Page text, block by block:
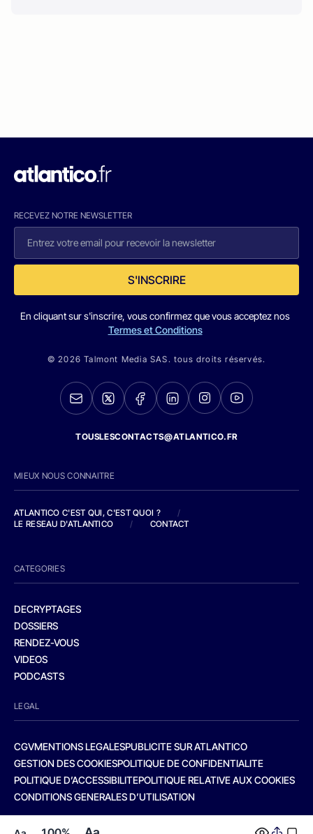
RECEVEZ NOTRE NEWSLETTER
S'INSCRIRE
En cliquant sur s'inscrire, vous confirmez que vous acceptez nos
Termes et Conditions
© 2026 Talmont Media SAS. tous droits réservés.
TOUSLESCONTACTS@ATLANTICO.FR
MIEUX NOUS CONNAITRE
ATLANTICO C'EST QUI, C'EST QUOI ?
/
LE RESEAU D'ATLANTICO
/ CONTACT
CATEGORIES
DECRYPTAGES
DOSSIERS
RENDEZ-VOUS
VIDEOS
PODCASTS
LEGAL
CGVMENTIONS LEGALESPUBLICITE SUR ATLANTICO
GESTION DES COOKIESPOLITIQUE DE CONFIDENTIALITE
POLITIQUE D’ACCESSIBILITEPOLITIQUE RELATIVE AUX COOKIES
CONDITIONS GENERALES D’UTILISATION